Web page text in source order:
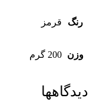
رنگ قرمز
وزن 200 گرم
دیدگاهها